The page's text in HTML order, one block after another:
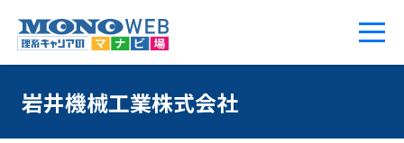
岩井機械工業株式会社